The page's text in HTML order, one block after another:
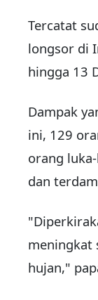
Tercatat
longsor di
hingga 13
Dampak
ini, 129
orang
dan
meningkat
hujan,"